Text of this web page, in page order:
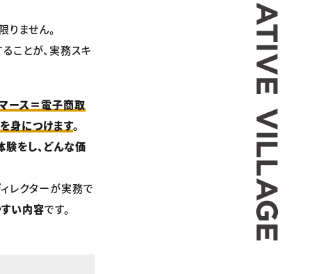
ません。
ことが、実務スキ
マース＝電子商取
身につけます。
をし、どんな価
レクターが実務で
い内容です。